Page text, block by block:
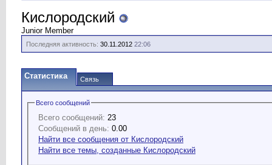
Кислородский
Junior Member
Последняя активность: 30.11.2012 22:06
Статистика Связь
Всего сообщений
Всего сообщений: 23
Сообщений в день: 0.00
Найти все сообщения от Кислородский
Найти все темы, созданные Кислородский